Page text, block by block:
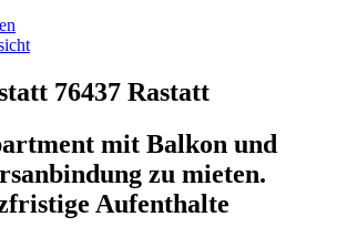
76437 Rastatt
mit Balkon und
zu mieten.
Aufenthalte